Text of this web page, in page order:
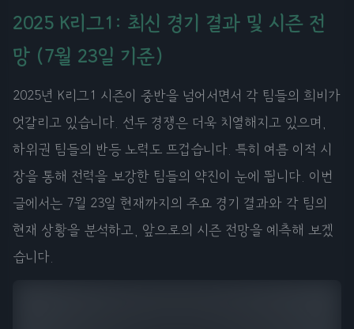
2025 K리그1: 최신 경기 결과 및 시즌 전
망 (7월 23일 기준)
2025년 K리그1 시즌이 중반을 넘어서면서 각 팀들의 희비가
엇갈리고 있습니다. 선두 경쟁은 더욱 치열해지고 있으며,
하위권 팀들의 반등 노력도 뜨겁습니다. 특히 여름 이적 시
장을 통해 전력을 보강한 팀들의 약진이 눈에 띕니다. 이번
글에서는 7월 23일 현재까지의 주요 경기 결과와 각 팀의
현재 상황을 분석하고, 앞으로의 시즌 전망을 예측해 보겠
습니다.